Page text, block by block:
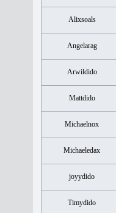
Alixsoals
Angelarag
Arwildido
Mattdido
Michaelnox
Michaeledax
joyydido
Timydido